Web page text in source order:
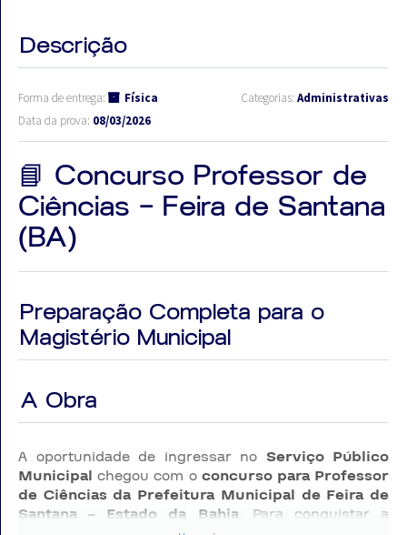
Descrição
Forma de entrega: Física Categorias: Administrativas
Data da prova: 08/03/2026
📘 Concurso Professor de
Ciências – Feira de Santana
(BA)
Preparação Completa para o
Magistério Municipal
A Obra
A oportunidade de ingressar no Serviço Público
Municipal chegou com o concurso para Professor
de Ciências da Prefeitura Municipal de Feira de
Santana – Estado da Bahia. Para conquistar a